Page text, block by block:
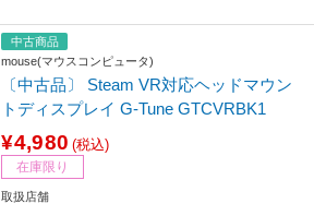
中古商品
mouse(マウスコンピュータ)
〔中古品〕 Steam VR対応ヘッドマウン
トディスプレイ G-Tune GTCVRBK1
¥4,980 (税込)
在庫限り
取扱店舗